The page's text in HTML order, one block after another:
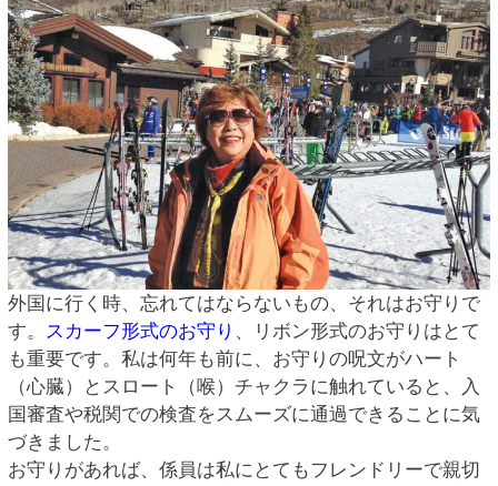
外国に行く時、忘れてはならないもの、それはお守りで
す。 スカーフ形式のお守り 、リボン形式のお守りはとて
も重要です。私は何年も前に、お守りの呪文がハート
（心臓）とスロート（喉）チャクラに触れていると、入
国審査や税関での検査をスムーズに通過できることに気
づきました。
お守りがあれば、係員は私にとてもフレンドリーで親切